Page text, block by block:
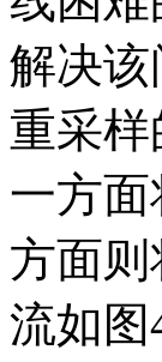
解决
重采
一方
方面
流如图